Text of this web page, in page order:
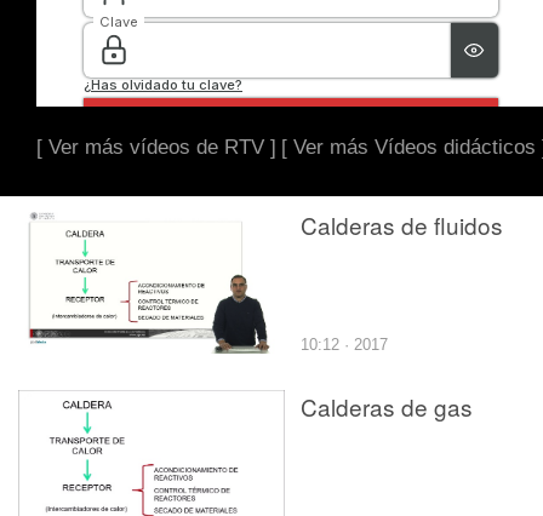
[ Ver más vídeos de RTV ] [ Ver más Vídeos didácticos
Calderas de fluidos
10:12 · 2017
Calderas de gas